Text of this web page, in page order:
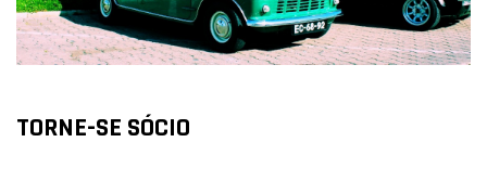
TORNE-SE SÓCIO